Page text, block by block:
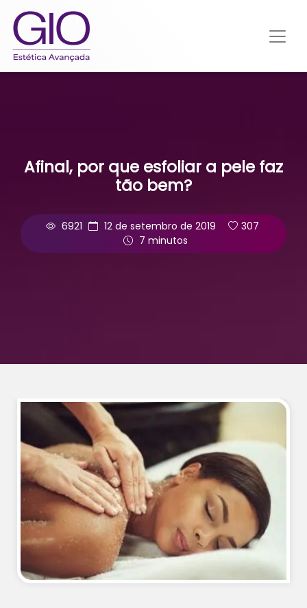
Afinal, por que esfoliar a pele faz
tão bem?
6921 12 de setembro de 2019
307
7 minutos